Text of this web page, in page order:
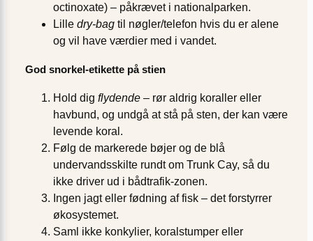
octinoxate) – påkrævet i nationalparken.
Lille dry-bag til nøgler/telefon hvis du er alene
og vil have værdier med i vandet.
God snorkel-etikette på stien
Hold dig flydende – rør aldrig koraller eller
havbund, og undgå at stå på sten, der kan være
levende koral.
Følg de markerede bøjer og de blå
undervandsskilte rundt om Trunk Cay, så du
ikke driver ud i bådtrafik-zonen.
Ingen jagt eller fødning af fisk – det forstyrrer
økosystemet.
Saml ikke konkylier, koralstumper eller